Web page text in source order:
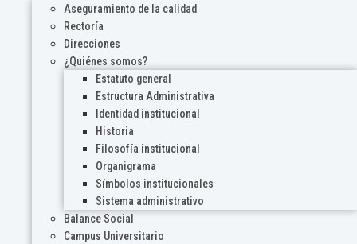
Aseguramiento de la calidad
Rectoría
Direcciones
¿Quiénes somos?
Estatuto general
Estructura Administrativa
Identidad institucional
Historia
Filosofía institucional
Organigrama
Símbolos institucionales
Sistema administrativo
Balance Social
Campus Universitario